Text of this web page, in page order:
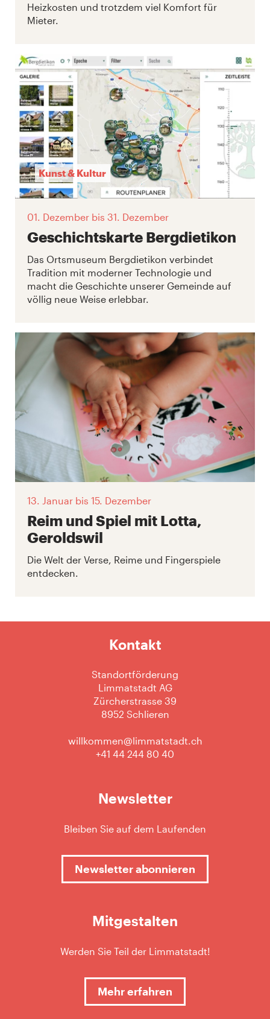
Heizkosten und trotzdem viel Komfort für
Mieter.
Kunst & Kultur
01. Dezember bis 31. Dezember
Geschichtskarte Bergdietikon
Das Ortsmuseum Bergdietikon verbindet
Tradition mit moderner Technologie und
macht die Geschichte unserer Gemeinde auf
völlig neue Weise erlebbar.
13. Januar bis 15. Dezember
Reim und Spiel mit Lotta,
Geroldswil
Die Welt der Verse, Reime und Fingerspiele
entdecken.
Kontakt
Standortförderung
Limmatstadt AG
Zürcherstrasse 39
8952 Schlieren
willkommen@limmatstadt.ch
+41 44 244 80 40
Newsletter
Bleiben Sie auf dem Laufenden
Newsletter abonnieren
Mitgestalten
Werden Sie Teil der Limmatstadt!
Mehr erfahren